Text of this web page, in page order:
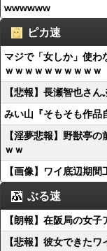
wwwwww
ピカ速
マジで「女しか」使わ
ｗｗｗｗｗｗｗｗｗｗ
【悲報】長瀬智也さ
みい山『そもそも作品
【淫夢悲報】野獣亭
ｗｗ
【画像】ワイ底辺期
ぶる速
【朗報】在阪局の女
【悲報】彼女できた